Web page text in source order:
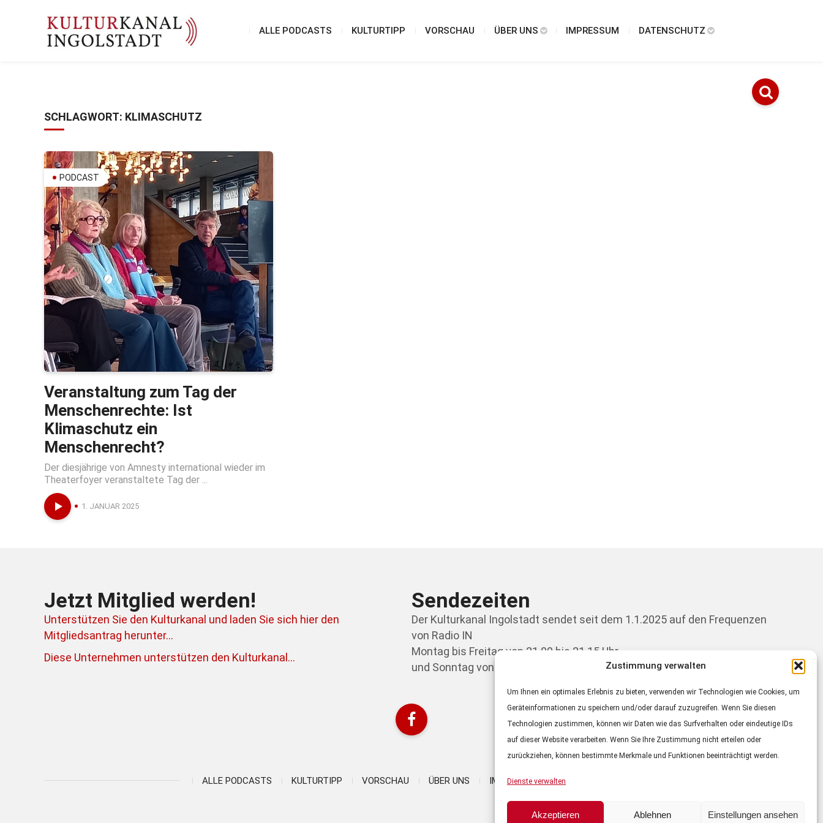
Zustimmung verwalten
Um Ihnen ein optimales Erlebnis zu bieten, verwenden wir Technologien wie Cookies, um
Geräteinformationen zu speichern und/oder darauf zuzugreifen. Wenn Sie diesen
Technologien zustimmen, können wir Daten wie das Surfverhalten oder eindeutige IDs
auf dieser Website verarbeiten. Wenn Sie Ihre Zustimmung nicht erteilen oder
zurückziehen, können bestimmte Merkmale und Funktionen beeinträchtigt werden.
Dienste verwalten
Akzeptieren Ablehnen Einstellungen ansehen
ALLE PODCASTS KULTURTIPP VORSCHAU ÜBER UNS IMPRESSUM DATENSCHUTZ
SCHLAGWORT: KLIMASCHUTZ
PODCAST
Veranstaltung zum Tag der
Menschenrechte: Ist
Klimaschutz ein
Menschenrecht?
Der diesjährige von Amnesty international wieder im
Theaterfoyer veranstaltete Tag der ...
1. JANUAR 2025
Jetzt Mitglied werden!
Unterstützen Sie den Kulturkanal und laden Sie sich hier den
Mitgliedsantrag herunter...
Diese Unternehmen unterstützen den Kulturkanal...
Sendezeiten
Der Kulturkanal Ingolstadt sendet seit dem 1.1.2025 auf den Frequenzen
von Radio IN
Montag bis Freitag von 21.00 bis 21.15 Uhr
und Sonntag von 09.00 bis 09.30 Uhr.
ALLE PODCASTS KULTURTIPP VORSCHAU ÜBER UNS IMPRESSUM DATENSCHUTZ